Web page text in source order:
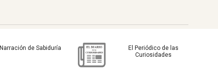
Narración de Sabiduría
El Periódico de las
Curiosidades